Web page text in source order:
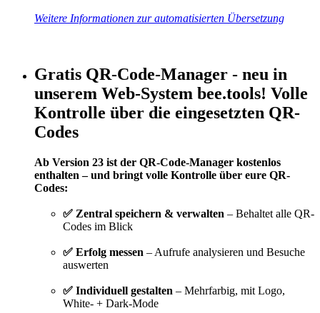
Weitere Informationen zur automatisierten Übersetzung
Gratis QR-Code-Manager - neu in
unserem Web-System bee.tools! Volle
Kontrolle über die eingesetzten QR-
Codes
Ab Version 23 ist der QR-Code-Manager kostenlos
enthalten – und bringt volle Kontrolle über eure QR-
Codes:
✅ Zentral speichern & verwalten – Behaltet alle QR-
Codes im Blick
✅ Erfolg messen – Aufrufe analysieren und Besuche
auswerten
✅ Individuell gestalten – Mehrfarbig, mit Logo,
White- + Dark-Mode